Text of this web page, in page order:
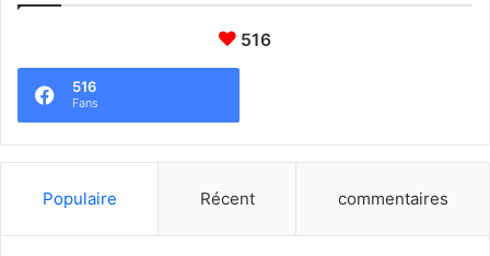
516
516
Fans
Populaire Récent commentaires